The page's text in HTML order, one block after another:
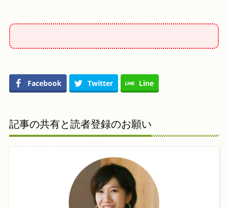
Facebook Twitter Line
記事の共有と読者登録のお願い